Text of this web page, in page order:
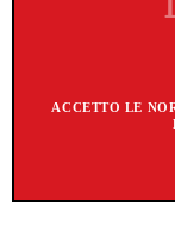
ACCETTO LE